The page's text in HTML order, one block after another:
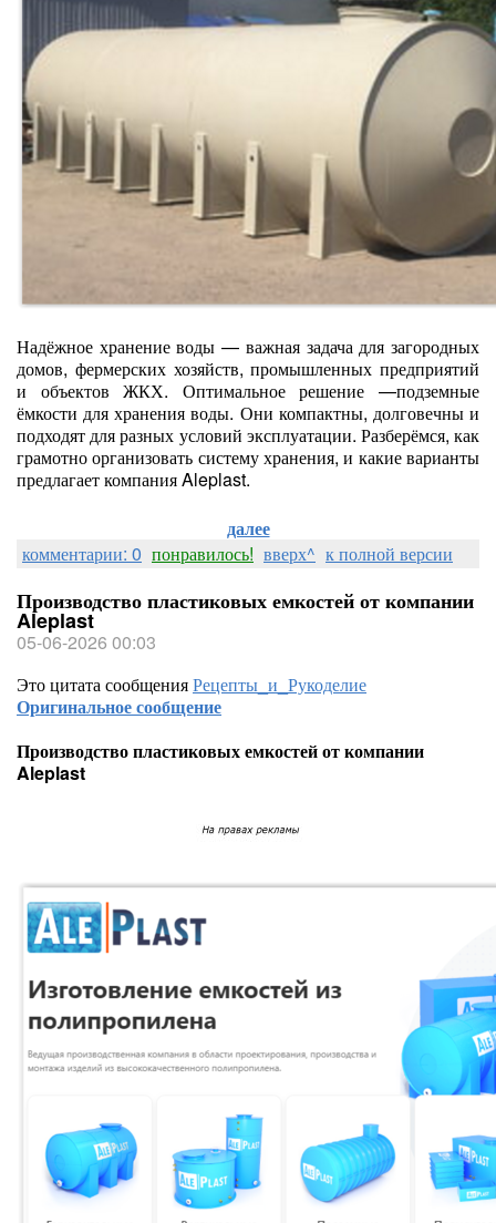
Надёжное хранение воды — важная задача для загородных
домов, фермерских хозяйств, промышленных предприятий
и объектов ЖКХ. Оптимальное решение —подземные
ёмкости для хранения воды. Они компактны, долговечны и
подходят для разных условий эксплуатации. Разберёмся, как
грамотно организовать систему хранения, и какие варианты
предлагает компания Aleplast.
далее
комментарии: 0 понравилось! вверх^ к полной версии
Производство пластиковых емкостей от компании
Aleplast
05-06-2026 00:03
Это цитата сообщенияРецепты_и_Рукоделие
Оригинальное сообщение
Производство пластиковых емкостей от компании
Aleplast